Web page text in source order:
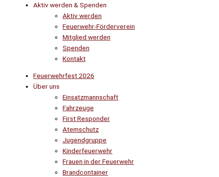
Aktiv werden & Spenden
Aktiv werden
Feuerwehr-Förderverein
Mitglied werden
Spenden
Kontakt
Feuerwehrfest 2026
Über uns
Einsatzmannschaft
Fahrzeuge
First Responder
Atemschutz
Jugendgruppe
Kinderfeuerwehr
Frauen in der Feuerwehr
Brandcontainer